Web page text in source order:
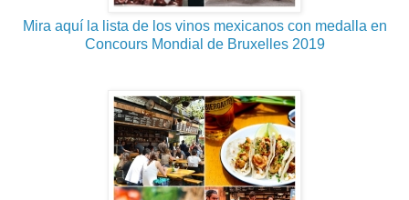
Mira aquí la lista de los vinos mexicanos con medalla en
Concours Mondial de Bruxelles 2019